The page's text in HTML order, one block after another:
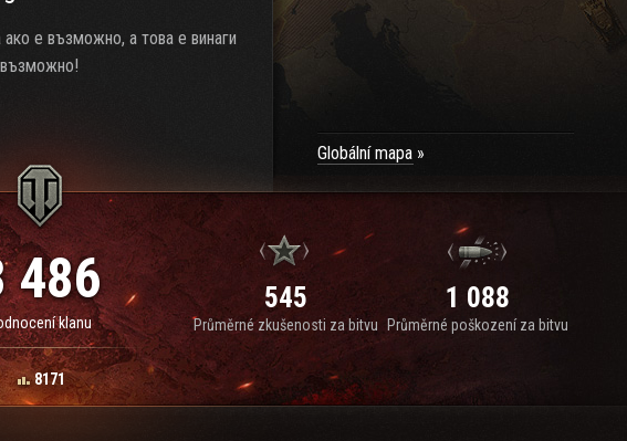
е възможно, а това е винаги
възможно!
Globální mapa
486
klanu
8171
545
Průměrné zkušenosti za bitvu
1 088
Průměrné poškození za bitvu